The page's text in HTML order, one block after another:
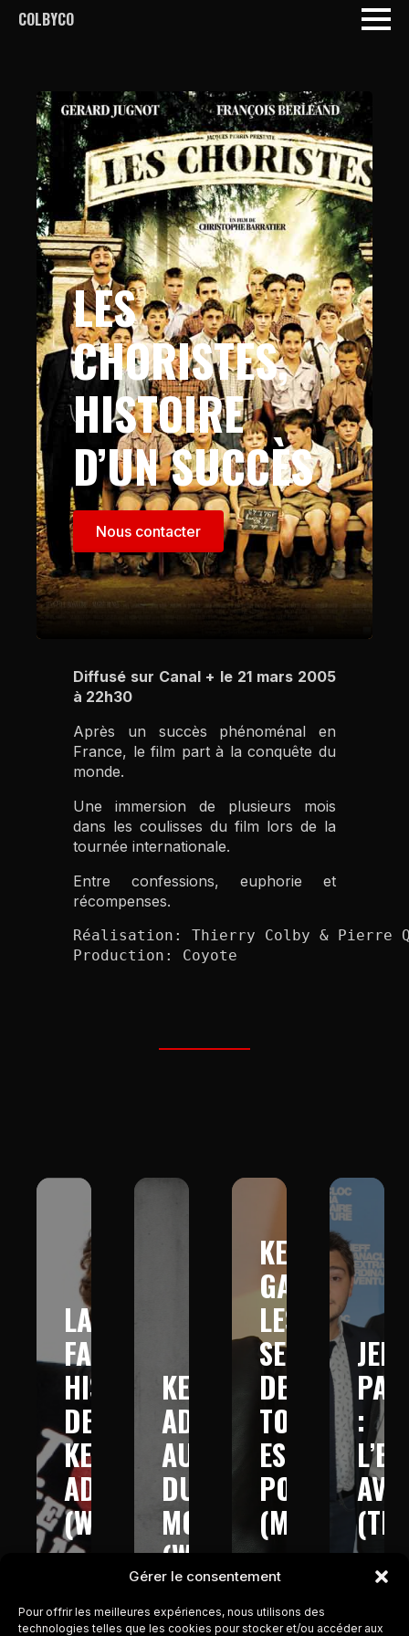
Gérer le consentement
Pour offrir les meilleures expériences, nous utilisons des
technologies telles que les cookies pour stocker et/ou accéder aux
COLBYCO
LES
CHORISTES,
HISTOIRE
D’UN SUCCÈS
Nous contacter
Diffusé sur Canal + le 21 mars 2005
à 22h30
Après un succès phénoménal en
France, le film part à la conquête du
monde.
Une immersion de plusieurs mois
dans les coulisses du film lors de la
tournée internationale.
Entre confessions, euphorie et
récompenses.
Réalisation: Thierry Colby & Pierre
Production: Coyote
LA
FABULEUSE
HISTOIRE
DE
KEV
ADAMS
(W9
–
2013)
KEV
ADAMS
AUTOUR
DU
MONDE
(W9-
2016)
KEV
GAD :
LES
SECRETS
DE
TOUT
EST
POSSIBLE
(M6
–
2017)
JEFF
:
–